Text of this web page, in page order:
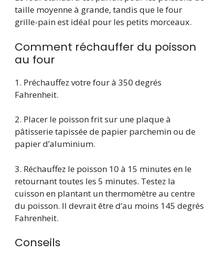
taille moyenne à grande, tandis que le four
grille-pain est idéal pour les petits morceaux.
Comment réchauffer du poisson
au four
1. Préchauffez votre four à 350 degrés
Fahrenheit.
2. Placer le poisson frit sur une plaque à
pâtisserie tapissée de papier parchemin ou de
papier d’aluminium.
3. Réchauffez le poisson 10 à 15 minutes en le
retournant toutes les 5 minutes. Testez la
cuisson en plantant un thermomètre au centre
du poisson. Il devrait être d’au moins 145 degrés
Fahrenheit.
Conseils